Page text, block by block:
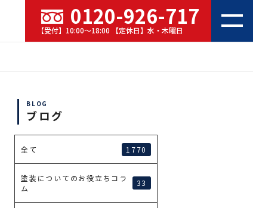
0120-926-717
【受付】10:00～18:00 【定休日】水・木曜日
BLOG
ブログ
全て 1770
塗装についてのお役立ちコラ
ム
33